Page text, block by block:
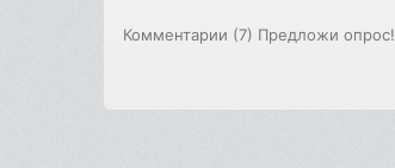
Комментарии (7) Предложи опрос!